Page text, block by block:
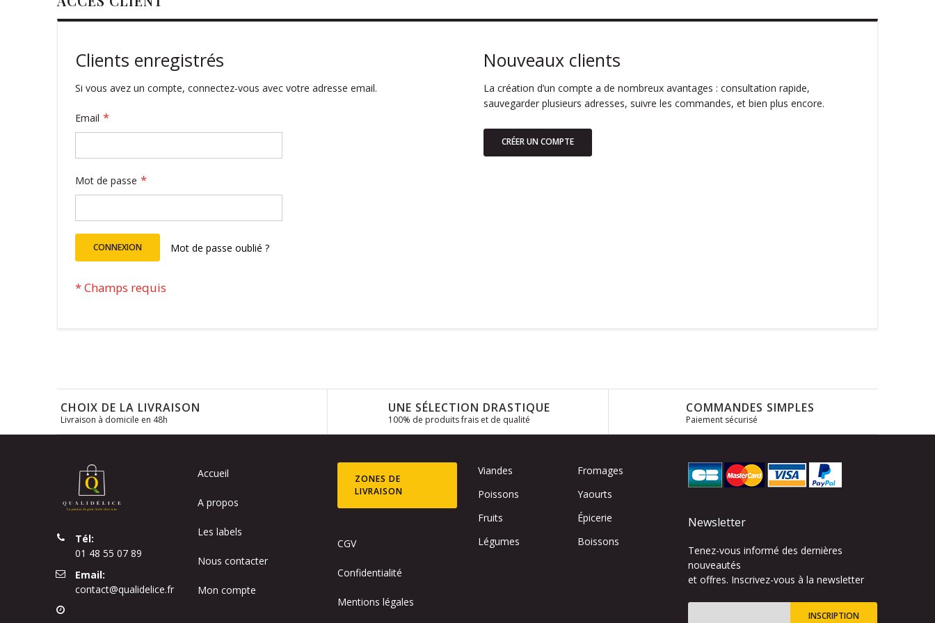
Clients enregistrés
Si vous avez un compte, connectez-vous avec votre adresse email.
Email
Mot de passe
CONNEXION Mot de passe oublié ?
Nouveaux clients
La création d’un compte a de nombreux avantages : consultation rapide,
sauvegarder plusieurs adresses, suivre les commandes, et bien plus encore.
CRÉER UN COMPTE
CHOIX DE LA LIVRAISON
Livraison à domicile en 48h
UNE SÉLECTION DRASTIQUE
100% de produits frais et de qualité
COMMANDES SIMPLES
Paiement sécurisé
Tél:
01 48 55 07 89
Email:
contact@qualidelice.fr
Accueil
A propos
Les labels
Nous contacter
Mon compte
ZONES DE
LIVRAISON
CGV
Confidentialité
Mentions légales
Viandes
Poissons
Fruits
Légumes
Fromages
Yaourts
Épicerie
Boissons
Newsletter
Tenez-vous informé des dernières
nouveautés
et offres. Inscrivez-vous à la newsletter
INSCRIPTION